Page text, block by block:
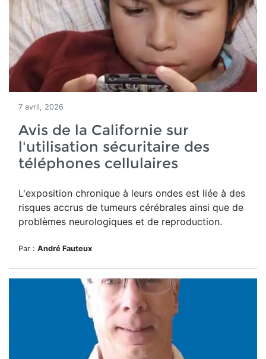
7 avril, 2026
Avis de la Californie sur
l'utilisation sécuritaire des
téléphones cellulaires
L'exposition chronique à leurs ondes est liée à des
risques accrus de tumeurs cérébrales ainsi que de
problèmes neurologiques et de reproduction.
Par : André Fauteux